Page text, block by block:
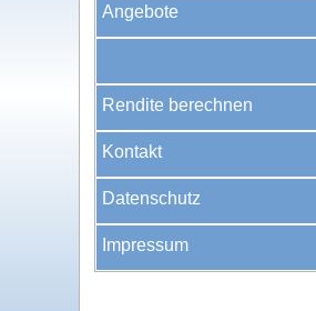
Angebote
Rendite berechnen
Kontakt
Datenschutz
Impressum